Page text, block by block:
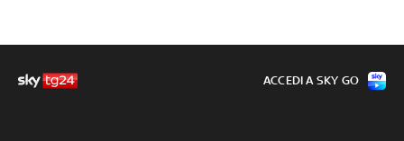
ACCEDI A SKY GO